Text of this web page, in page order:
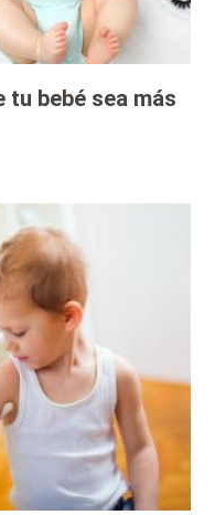
tu bebé sea más